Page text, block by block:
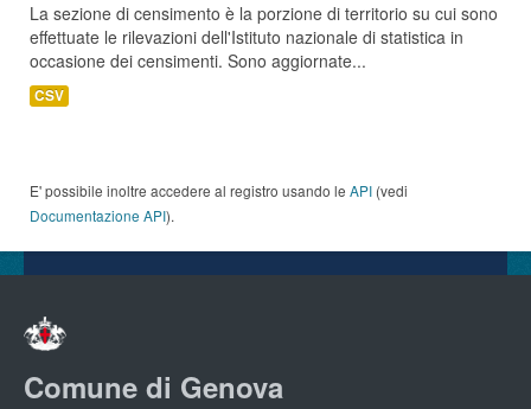
La sezione di censimento è la porzione di territorio su cui sono
effettuate le rilevazioni dell'Istituto nazionale di statistica in
occasione dei censimenti. Sono aggiornate...
CSV
E' possibile inoltre accedere al registro usando le API (vedi
Documentazione API).
Comune di Genova